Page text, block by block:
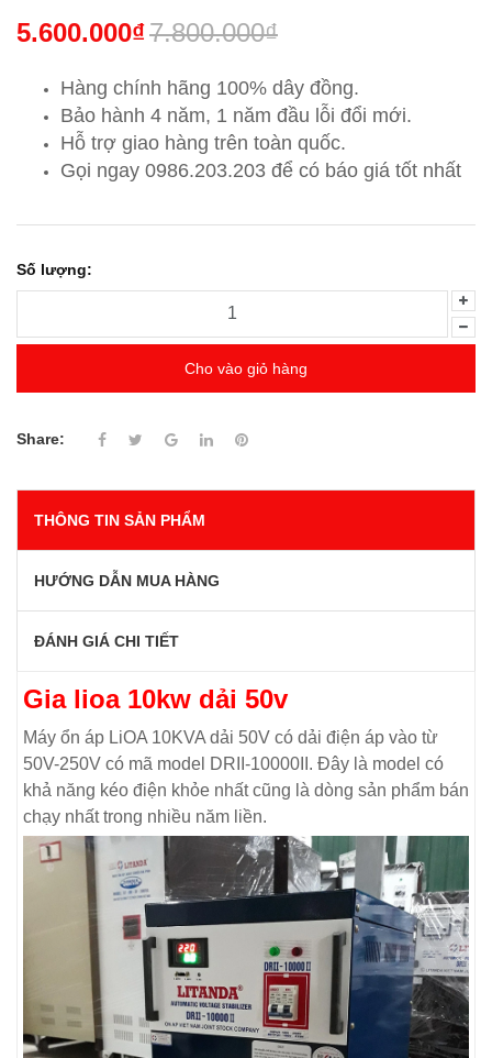
5.600.000₫7.800.000₫
Hàng chính hãng 100% dây đồng.
Bảo hành 4 năm, 1 năm đầu lỗi đổi mới.
Hỗ trợ giao hàng trên toàn quốc.
Gọi ngay 0986.203.203 để có báo giá tốt nhất
Số lượng:
Cho vào giỏ hàng
Share:
THÔNG TIN SẢN PHẨM
HƯỚNG DẪN MUA HÀNG
ĐÁNH GIÁ CHI TIẾT
Gia lioa 10kw dải 50v
Máy ổn áp LiOA 10KVA dải 50V có dải điện áp vào từ
50V-250V có mã model DRII-10000II. Đây là model có
khả năng kéo điện khỏe nhất cũng là dòng sản phẩm bán
chạy nhất trong nhiều năm liền.